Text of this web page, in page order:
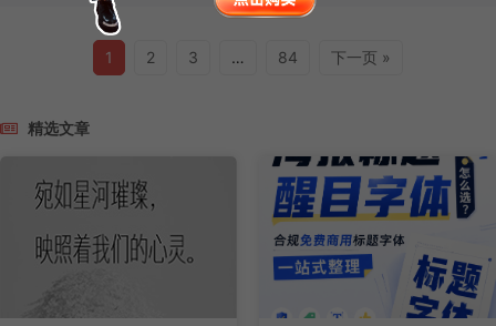
1 2 3 … 84 下一页 »
精选文章